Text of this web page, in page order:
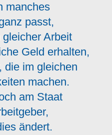
manches
passt,
Arbeit
Geld erhalten,
die im gleichen
machen.
am Staat
ändert.